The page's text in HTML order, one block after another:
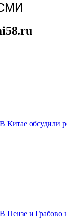
В Китае обсудили
В Пензе и Грабово